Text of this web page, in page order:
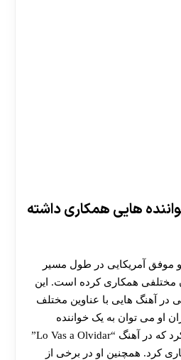
هایی همکاری داشته
موفق آمریکایی در طول مسیر
مختلفی همکاری کرده است. این
در آهنگ‌ هایی با عناوین مختلف
او می‌ توان به یک خواننده
مشهور اسپانیایی اشاره کرد که در آهنگ “Lo Vas a Olvidar”
کرد. همچنین او در برخی از